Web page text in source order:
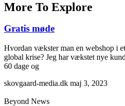
More To Explore
Gratis møde
Hvordan vækster man en webshop i
global krise? Jeg har vækstet nye
60 dage og
skovgaard-media.dk maj 3, 2023
Beyond News